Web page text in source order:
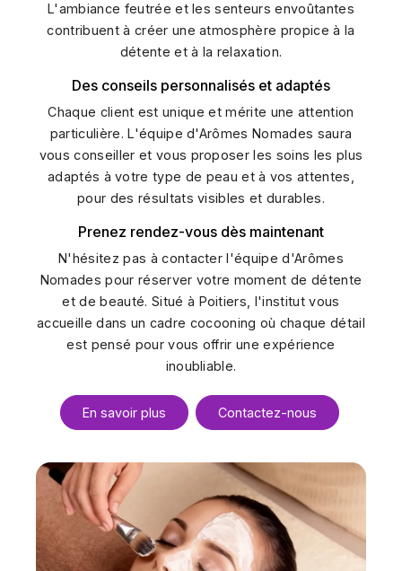
L'ambiance feutrée et les senteurs envoûtantes
contribuent à créer une atmosphère propice à la
détente et à la relaxation.
Des conseils personnalisés et adaptés
Chaque client est unique et mérite une attention
particulière. L'équipe d'Arômes Nomades saura
vous conseiller et vous proposer les soins les plus
adaptés à votre type de peau et à vos attentes,
pour des résultats visibles et durables.
Prenez rendez-vous dès maintenant
N'hésitez pas à contacter l'équipe d'Arômes
Nomades pour réserver votre moment de détente
et de beauté. Situé à Poitiers, l'institut vous
accueille dans un cadre cocooning où chaque détail
est pensé pour vous offrir une expérience
inoubliable.
En savoir plus Contactez-nous